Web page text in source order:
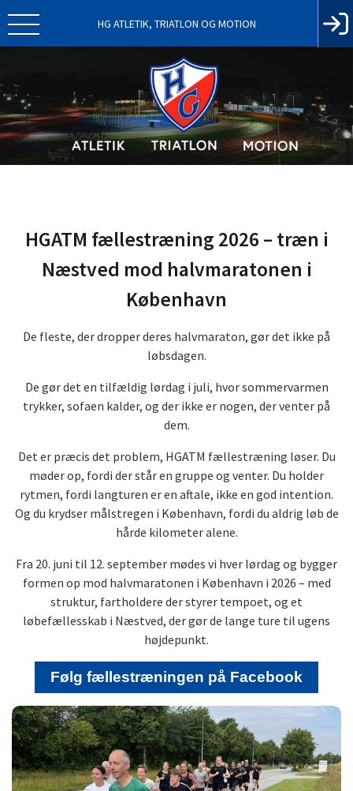
HG ATLETIK, TRIATLON OG MOTION
HGATM fællestræning 2026 – træn i
Næstved mod halvmaratonen i
København
De fleste, der dropper deres halvmaraton, gør det ikke på
løbsdagen.
De gør det en tilfældig lørdag i juli, hvor sommervarmen
trykker, sofaen kalder, og der ikke er nogen, der venter på
dem.
Det er præcis det problem, HGATM fællestræning løser. Du
møder op, fordi der står en gruppe og venter. Du holder
rytmen, fordi langturen er en aftale, ikke en god intention.
Og du krydser målstregen i København, fordi du aldrig løb de
hårde kilometer alene.
Fra 20. juni til 12. september mødes vi hver lørdag og bygger
formen op mod halvmaratonen i København i 2026 – med
struktur, fartholdere der styrer tempoet, og et
løbefællesskab i Næstved, der gør de lange ture til ugens
højdepunkt.
Følg fællestræningen på Facebook